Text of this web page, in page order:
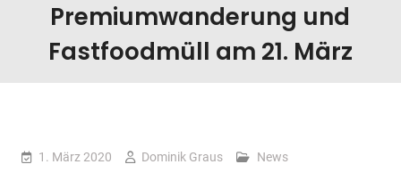
Premiumwanderung und
Fastfoodmüll am 21. März
1. März 2020 Dominik Graus News